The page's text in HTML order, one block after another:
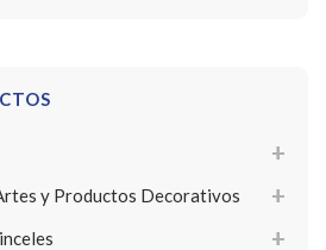
y Productos Decorativos